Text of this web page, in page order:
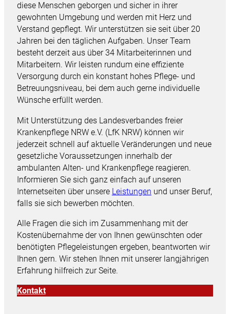
diese Menschen geborgen und sicher in ihrer
gewohnten Umgebung und werden mit Herz und
Verstand gepflegt. Wir unterstützen sie seit über 20
Jahren bei den täglichen Aufgaben. Unser Team
besteht derzeit aus über 34 Mitarbeiterinnen und
Mitarbeitern. Wir leisten rundum eine effiziente
Versorgung durch ein konstant hohes Pflege- und
Betreuungsniveau, bei dem auch gerne individuelle
Wünsche erfüllt werden.
Mit Unterstützung des Landesverbandes freier
Krankenpflege NRW e.V. (LfK NRW) können wir
jederzeit schnell auf aktuelle Veränderungen und neue
gesetzliche Voraussetzungen innerhalb der
ambulanten Alten- und Krankenpflege reagieren.
Informieren Sie sich ganz einfach auf unseren
Internetseiten über unsere Leistungen und unser Beruf,
falls sie sich bewerben möchten.
Alle Fragen die sich im Zusammenhang mit der
Kostenübernahme der von Ihnen gewünschten oder
benötigten Pflegeleistungen ergeben, beantworten wir
Ihnen gern. Wir stehen Ihnen mit unserer langjährigen
Erfahrung hilfreich zur Seite.
Kontakt